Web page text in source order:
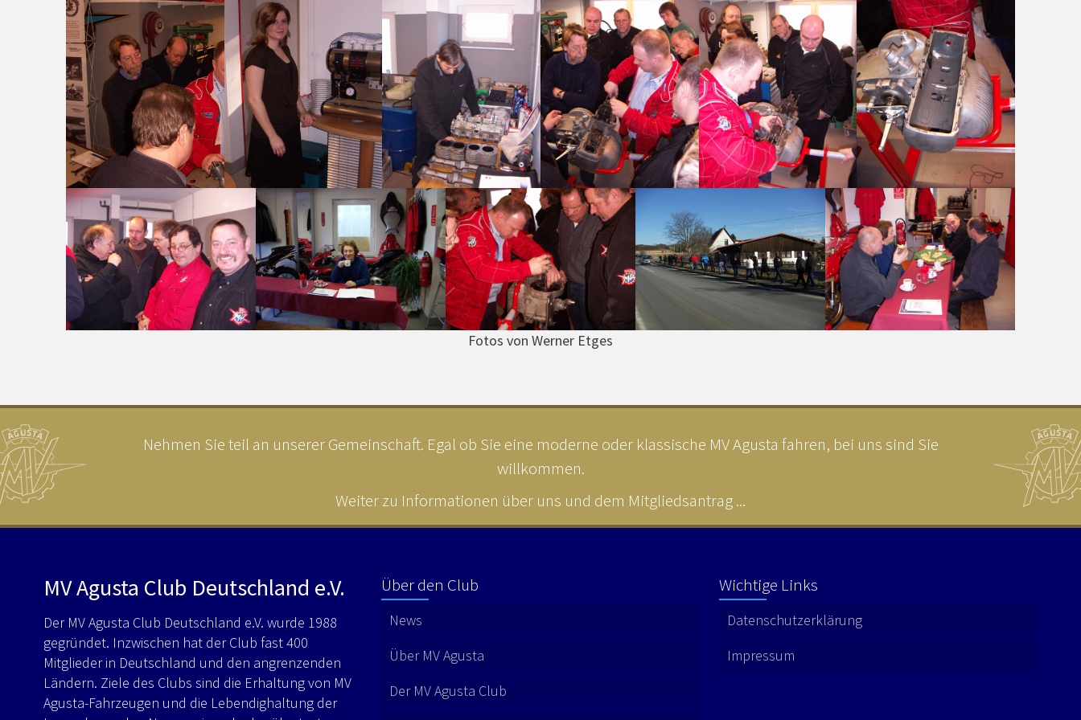
Fotos von Werner Etges
Nehmen Sie teil an unserer Gemeinschaft. Egal ob Sie eine moderne oder klassische MV Agusta fahren, bei uns sind Sie
willkommen.
Weiter zu Informationen über uns und dem Mitgliedsantrag ...
MV Agusta Club Deutschland e.V.
Der MV Agusta Club Deutschland e.V. wurde 1988
gegründet. Inzwischen hat der Club fast 400
Mitglieder in Deutschland und den angrenzenden
Ländern. Ziele des Clubs sind die Erhaltung von MV
Agusta-Fahrzeugen und die Lebendighaltung der
Über den Club
News
Über MV Agusta
Der MV Agusta Club
Wichtige Links
Datenschutzerklärung
Impressum